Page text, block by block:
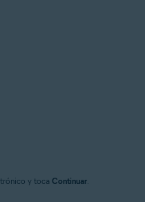
y toca Continuar